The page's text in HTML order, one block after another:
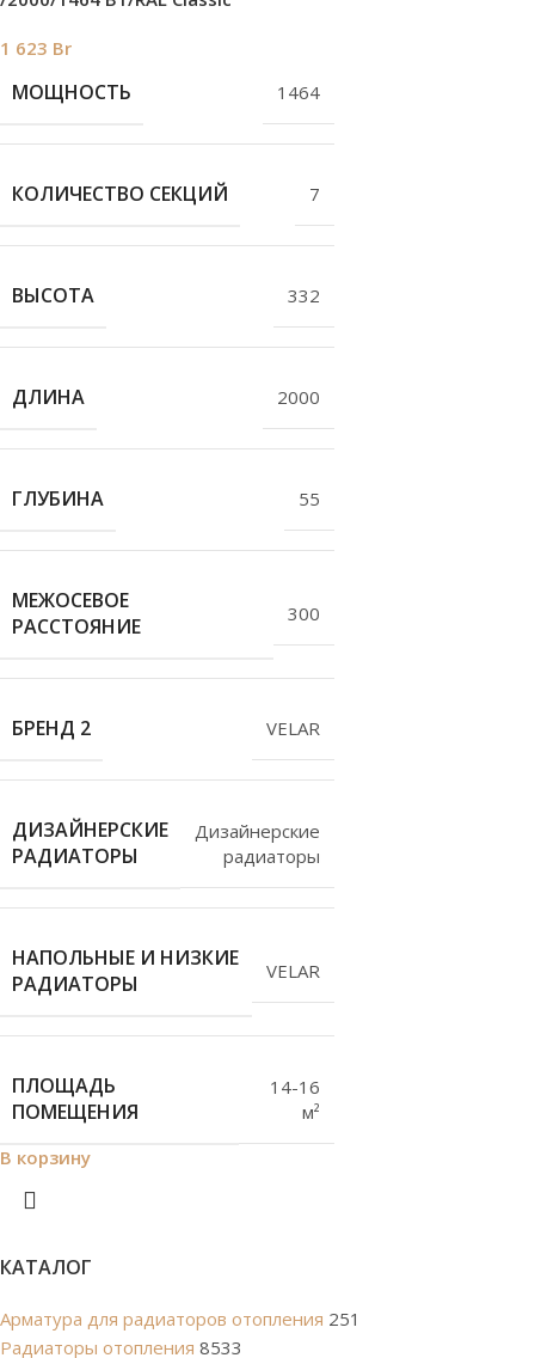
КАТАЛОГ
Арматура для радиаторов отопления 251
Радиаторы отопления 8533
1 623 Br
МОЩНОСТЬ 1464
КОЛИЧЕСТВО СЕКЦИЙ 7
ВЫСОТА 332
ДЛИНА 2000
ГЛУБИНА 55
МЕЖОСЕВОЕ
РАССТОЯНИЕ
300
БРЕНД 2 VELAR
ДИЗАЙНЕРСКИЕ
РАДИАТОРЫ
Дизайнерские
радиаторы
НАПОЛЬНЫЕ И НИЗКИЕ
РАДИАТОРЫ
VELAR
ПЛОЩАДЬ
ПОМЕЩЕНИЯ
14-16
м²
В корзину